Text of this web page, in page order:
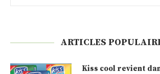
ARTICLES
Kiss cool revient